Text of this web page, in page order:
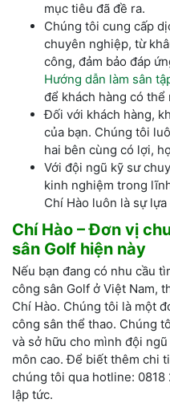
mục tiêu đã đề ra.
Chúng tôi cung cấp
chuyên nghiệp, từ
công, đảm bảo đáp
Hướng dẫn làm sân
để khách hàng có
Đối với khách hàng,
của bạn. Chúng tôi
hai bên cùng có lợi,
Với đội ngũ kỹ sư
kinh nghiệm trong
Chí Hào luôn là sự
Chí Hào – Đơn vị
sân Golf hiện này
Nếu bạn đang có nhu cầu
công sân Golf ở Việt Nam,
Chí Hào. Chúng tôi là một
công sân thể thao. Chúng
và sở hữu cho mình đội
môn cao. Để biết thêm chi
chúng tôi qua hotline: 0818
lập tức.